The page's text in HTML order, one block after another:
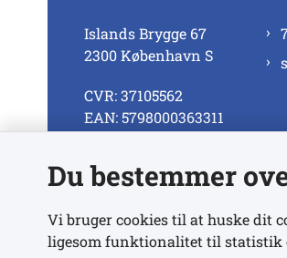
Islands Brygge 67
2300 København S
CVR: 37105562
EAN: 5798000363311
Se alle kontaktnumre
Du bestemmer
Vi bruger cookies til at huske dit
ligesom funktionalitet til statistik